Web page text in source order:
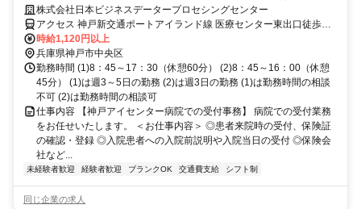
徒歩3分☆保育園完備☆
株式会社日本ビジネスデータープロセシングセンター
アクセス 神戸新交通ポートアイランド線 医療センター東出口徒歩約1
分、神戸新交通ポートアイランド線 市民広場西出口徒歩約10分、神
戸新交通ポートアイランド線 南公園西出口徒歩約11分 神戸市立神戸
アイセンター病院医療センター駅より徒歩3分
時給1,120円以上
兵庫県神戸市中央区
勤務時間 (1)8：45～17：30（休憩60分） (2)8：45～16：00（休憩
45分） (1)は週3～5日の勤務 (2)は週3日の勤務 (1)は勤務時間の相談
不可 (2)は勤務時間の相談可
仕事内容 【神戸アイセンター病院での受付事務】 病院での受付業務
をお任せいたします。 ＜お仕事内容＞ ◎患者来院時の受付、保険証
の確認・登録 ◎入院患者への入院前説明や入院当日の受付 ◎保険会
社など...
未経験者歓迎 経験者歓迎 ブランクOK 交通費支給 シフト制
同じ企業の求人